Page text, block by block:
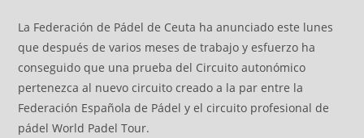
La Federación de Pádel de Ceuta ha anunciado este lunes
que después de varios meses de trabajo y esfuerzo ha
conseguido que una prueba del Circuito autonómico
pertenezca al nuevo circuito creado a la par entre la
Federación Española de Pádel y el circuito profesional de
pádel World Padel Tour.